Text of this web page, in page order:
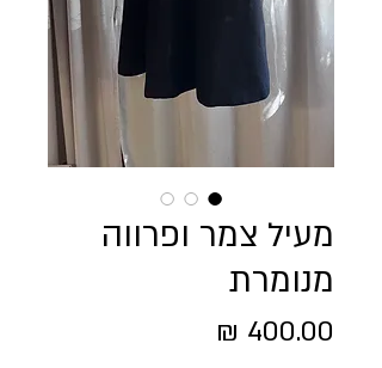
מעיל צמר ופרווה
מנומרת